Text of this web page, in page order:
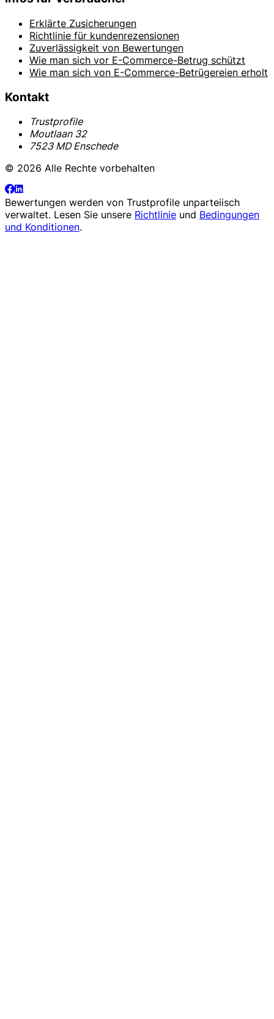
Erklärte Zusicherungen
Richtlinie für kundenrezensionen
Zuverlässigkeit von Bewertungen
Wie man sich vor E-Commerce-Betrug schützt
Wie man sich von E-Commerce-Betrügereien erholt
Kontakt
Trustprofile
Moutlaan 32
7523 MD Enschede
© 2026 Alle Rechte vorbehalten
Bewertungen werden von Trustprofile unparteiisch
verwaltet. Lesen Sie unsere Richtlinie und Bedingungen
und Konditionen.